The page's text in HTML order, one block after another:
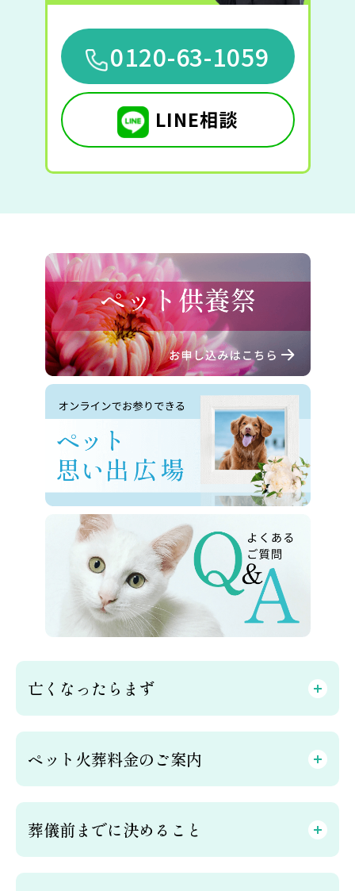
0120-63-1059
LINE相談
亡くなったらまず
ペット火葬料金のご案内
葬儀前までに決めること